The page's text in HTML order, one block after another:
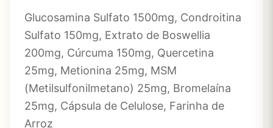
Glucosamina Sulfato 1500mg, Condroitina
Sulfato 150mg, Extrato de Boswellia
200mg, Cúrcuma 150mg, Quercetina
25mg, Metionina 25mg, MSM
(Metilsulfonilmetano) 25mg, Bromelaína
25mg, Cápsula de Celulose, Farinha de
Arroz